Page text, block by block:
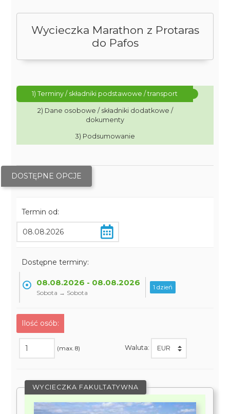
Wycieczka Marathon z Protaras
do Pafos
1) Terminy / składniki podstawowe / transport
2) Dane osobowe / składniki dodatkowe /
dokumenty
3) Podsumowanie
DOSTĘPNE OPCJE
Termin od:
Dostępne terminy:
08.08.2026 - 08.08.2026
Sobota → Sobota
1 dzień
Ilość osób:
(max. 8) Waluta:
WYCIECZKA FAKULTATYWNA